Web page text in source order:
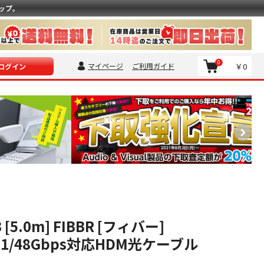
。
グイン マイページ ご利用ガイド ￥0
0
FIBBR [フィバー]
48Gbps対応HDM光ケーブル